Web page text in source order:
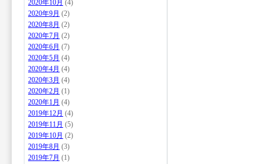
2020年10月 (4)
2020年9月 (2)
2020年8月 (2)
2020年7月 (2)
2020年6月 (7)
2020年5月 (4)
2020年4月 (4)
2020年3月 (4)
2020年2月 (1)
2020年1月 (4)
2019年12月 (4)
2019年11月 (5)
2019年10月 (2)
2019年8月 (3)
2019年7月 (1)